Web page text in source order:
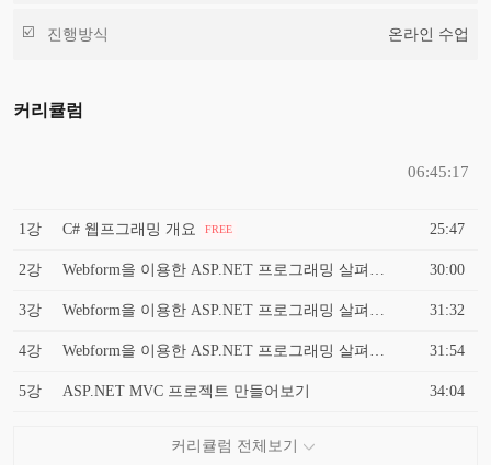
진행방식 온라인 수업
커리큘럼
06:45:17
1강 C# 웹프그래밍 개요 FREE 25:47
2강 Webform을 이용한 ASP.NET 프로그래밍 살펴보기 1 30:00
3강 Webform을 이용한 ASP.NET 프로그래밍 살펴보기 2 31:32
4강 Webform을 이용한 ASP.NET 프로그래밍 살펴보기 3 31:54
5강 ASP.NET MVC 프로젝트 만들어보기 34:04